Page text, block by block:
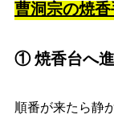
曹洞宗の焼
① 焼香台へ
順番が来たら静